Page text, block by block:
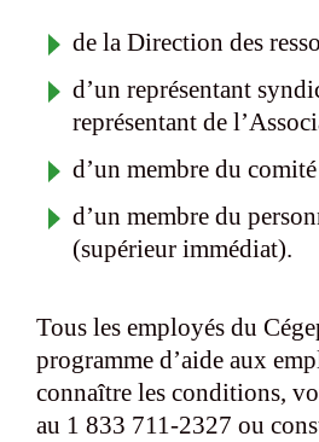
de la Direction des
d’un représentant
représentant de
d’un membre du
d’un membre du
(supérieur immédiat).
Tous les employés du
programme d’aide aux
connaître les conditions,
au 1 833 711-2327 ou